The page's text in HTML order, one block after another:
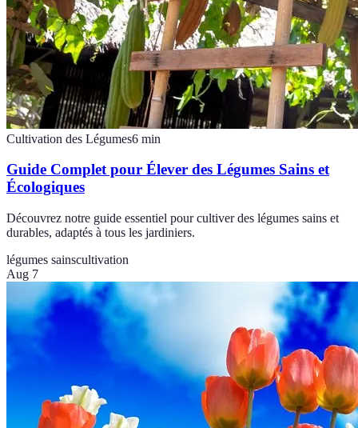
Cultivation des Légumes6 min
Guide Complet pour Élever des Légumes Sains et
Écologiques
Découvrez notre guide essentiel pour cultiver des légumes sains et
durables, adaptés à tous les jardiniers.
légumes sainscultivation
Aug 7